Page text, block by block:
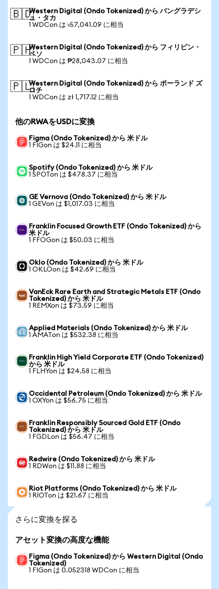
🇧🇩Western Digital (Ondo Tokenized) から バングラデシ
ュ・タカ
1 WDCon は ৳57,041.09 に相当
🇵🇭Western Digital (Ondo Tokenized) から フィリピン・
ペソ
1 WDCon は ₱28,043.07 に相当
🇵🇱Western Digital (Ondo Tokenized) から ポーランド ズ
ロチ
1 WDCon は zł 1,717.12 に相当
他のRWAをUSDに変換
Figma (Ondo Tokenized) から 米ドル
1 FIGon は $24.11 に相当
Spotify (Ondo Tokenized) から 米ドル
1 SPOTon は $478.37 に相当
GE Vernova (Ondo Tokenized) から 米ドル
1 GEVon は $1,017.03 に相当
Franklin Focused Growth ETF (Ondo Tokenized) から
米ドル
1 FFOGon は $50.03 に相当
Oklo (Ondo Tokenized) から 米ドル
1 OKLOon は $42.69 に相当
VanEck Rare Earth and Strategic Metals ETF (Ondo
Tokenized) から 米ドル
1 REMXon は $73.59 に相当
Applied Materials (Ondo Tokenized) から 米ドル
1 AMATon は $532.38 に相当
Franklin High Yield Corporate ETF (Ondo Tokenized)
から 米ドル
1 FLHYon は $24.58 に相当
Occidental Petroleum (Ondo Tokenized) から 米ドル
1 OXYon は $56.75 に相当
Franklin Responsibly Sourced Gold ETF (Ondo
Tokenized) から 米ドル
1 FGDLon は $56.47 に相当
Redwire (Ondo Tokenized) から 米ドル
1 RDWon は $11.88 に相当
Riot Platforms (Ondo Tokenized) から 米ドル
1 RIOTon は $21.67 に相当
さらに変換を探る
アセット変換の高度な機能
Figma (Ondo Tokenized) から Western Digital (Ondo
Tokenized)
1 FIGon は 0.052318 WDCon に相当